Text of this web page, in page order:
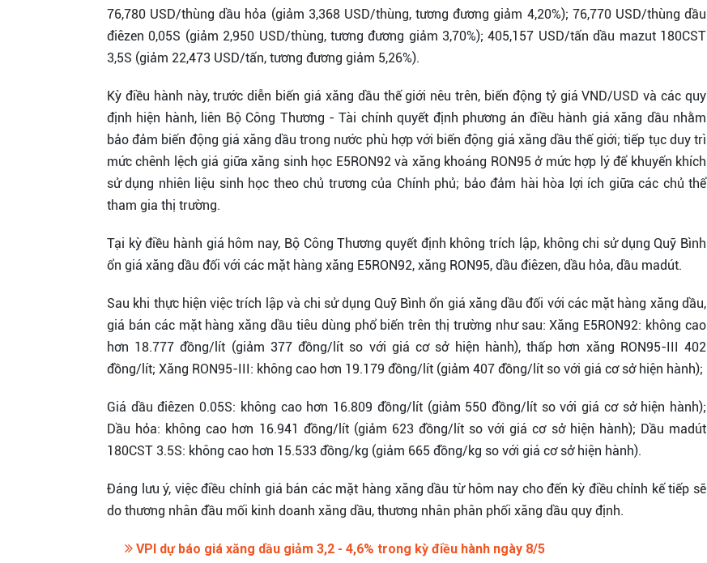
76,780 USD/thùng dầu hỏa (giảm 3,368 USD/thùng, tương đương giảm 4,20%); 76,770 USD/thùng dầu
điêzen 0,05S (giảm 2,950 USD/thùng, tương đương giảm 3,70%); 405,157 USD/tấn dầu mazut 180CST
3,5S (giảm 22,473 USD/tấn, tương đương giảm 5,26%).
Kỳ điều hành này, trước diễn biến giá xăng dầu thế giới nêu trên, biến động tỷ giá VND/USD và các quy
định hiện hành, liên Bộ Công Thương - Tài chính quyết định phương án điều hành giá xăng dầu nhằm
bảo đảm biến động giá xăng dầu trong nước phù hợp với biến động giá xăng dầu thế giới; tiếp tục duy trì
mức chênh lệch giá giữa xăng sinh học E5RON92 và xăng khoáng RON95 ở mức hợp lý để khuyến khích
sử dụng nhiên liệu sinh học theo chủ trương của Chính phủ; bảo đảm hài hòa lợi ích giữa các chủ thể
tham gia thị trường.
Tại kỳ điều hành giá hôm nay, Bộ Công Thương quyết định không trích lập, không chi sử dụng Quỹ Bình
ổn giá xăng dầu đối với các mặt hàng xăng E5RON92, xăng RON95, dầu điêzen, dầu hỏa, dầu madút.
Sau khi thực hiện việc trích lập và chi sử dụng Quỹ Bình ổn giá xăng dầu đối với các mặt hàng xăng dầu,
giá bán các mặt hàng xăng dầu tiêu dùng phổ biến trên thị trường như sau: Xăng E5RON92: không cao
hơn 18.777 đồng/lít (giảm 377 đồng/lít so với giá cơ sở hiện hành), thấp hơn xăng RON95-III 402
đồng/lít; Xăng RON95-III: không cao hơn 19.179 đồng/lít (giảm 407 đồng/lít so với giá cơ sở hiện hành);
Giá dầu điêzen 0.05S: không cao hơn 16.809 đồng/lít (giảm 550 đồng/lít so với giá cơ sở hiện hành);
Dầu hỏa: không cao hơn 16.941 đồng/lít (giảm 623 đồng/lít so với giá cơ sở hiện hành); Dầu madút
180CST 3.5S: không cao hơn 15.533 đồng/kg (giảm 665 đồng/kg so với giá cơ sở hiện hành).
Đáng lưu ý, việc điều chỉnh giá bán các mặt hàng xăng dầu từ hôm nay cho đến kỳ điều chỉnh kế tiếp sẽ
do thương nhân đầu mối kinh doanh xăng dầu, thương nhân phân phối xăng dầu quy định.
VPI dự báo giá xăng dầu giảm 3,2 - 4,6% trong kỳ điều hành ngày 8/5